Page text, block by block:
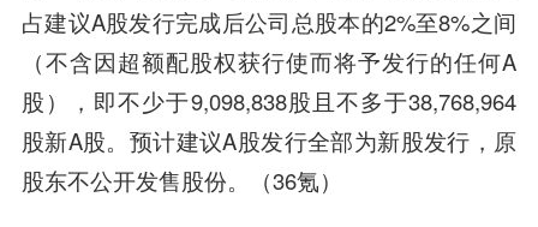
占建议A股发行完成后公司总股本的2%至8%之间
（不含因超额配股权获行使而将予发行的任何A
股），即不少于9,098,838股且不多于38,768,964
股新A股。预计建议A股发行全部为新股发行，原
股东不公开发售股份。（36氪）